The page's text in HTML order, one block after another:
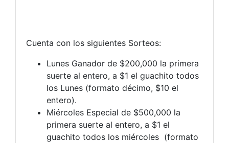
Cuenta con los siguientes Sorteos:
Lunes Ganador de $200,000 la primera
suerte al entero, a $1 el guachito todos
los Lunes (formato décimo, $10 el
entero).
Miércoles Especial de $500,000 la
primera suerte al entero, a $1 el
guachito todos los miércoles (formato